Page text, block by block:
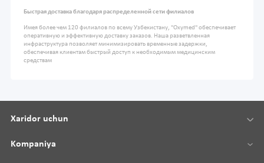
Быстрая доставка благодаря распределенной сети филиалов
Имея более чем 120 филиалов по всему Узбекистану, "Oxymed" обеспечивает
оперативную и эффективную доставку заказов. Наша разветвленная
инфраструктура позволяет минимизировать временные задержки,
обеспечивая клиентам быстрый доступ к необходимым медицинским
средствам
Xaridor uchun
Kompaniya